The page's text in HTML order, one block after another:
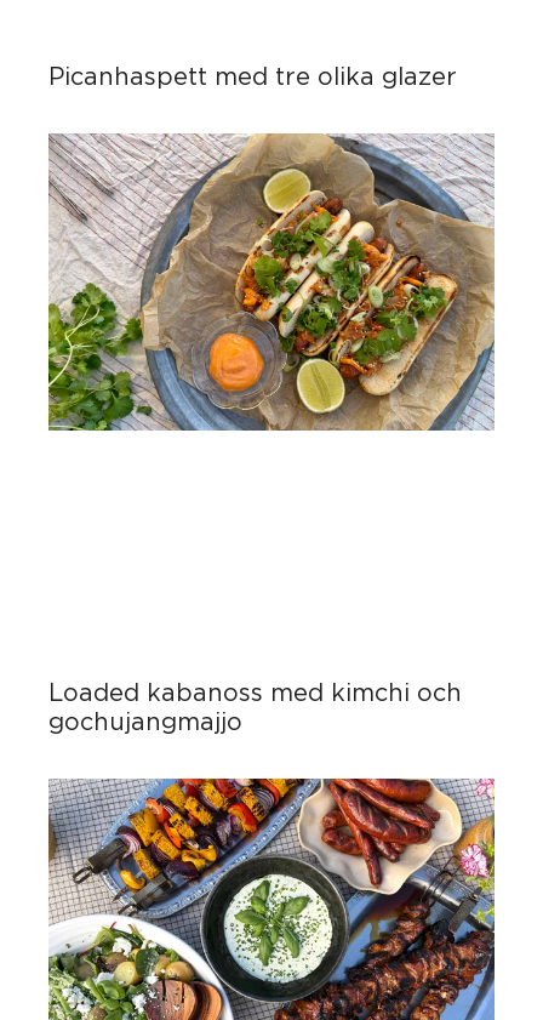
Picanhaspett med tre olika glazer
Loaded kabanoss med kimchi och
gochujangmajjo